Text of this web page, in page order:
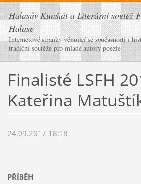
Halasův Kunštát a Literární soutěž
Halase
Internetové stránky věnující se současnosti i
tradiční soutěže pro mladé autory poezie
Finalisté LSFH
Kateřina
24.09.2017 18:18
PŘÍBĚH